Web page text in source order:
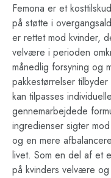
Femona er et
på støtte i
er rettet mod kvinder,
velvære i perioden
månedlig forsyning og
pakkestørrelser
kan tilpasses
gennemarbejdede
ingredienser sigter
og en mere
livet. Som en del af et
på kvinders velvære